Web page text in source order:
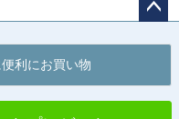
へ
利にお買い物